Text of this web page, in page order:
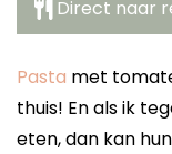
Direct naar
Pasta met
thuis! En als ik
eten, dan kan